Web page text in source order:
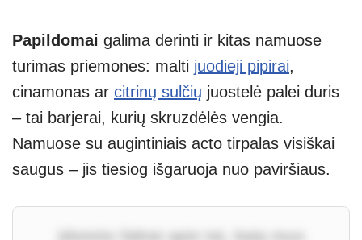
Papildomai galima derinti ir kitas namuose
turimas priemones: malti juodieji pipirai,
cinamonas ar citrinų sulčių juostelė palei duris
– tai barjerai, kurių skruzdėlės vengia.
Namuose su augintiniais acto tirpalas visiškai
saugus – jis tiesiog išgaruoja nuo paviršiaus.
Įdomūs faktai apie tai, kaip mus